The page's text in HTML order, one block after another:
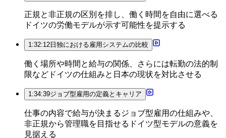
正規と非正規の区別を排し、働く時間を自由に選べる
ドイツの労働モデルが示す可能性を提示する
1:32:12 日独における雇用システムの比較
働く場所や時間と給与の関係、さらには転勤の法的制
限などドイツの仕組みと日本の現状を対比させる
1:34:39ジョブ型雇用の定義とキャリア
仕事の内容で給与が決まるジョブ型雇用の仕組みや、
非正規から管理職を目指せるドイツ型モデルの意義を
見据える